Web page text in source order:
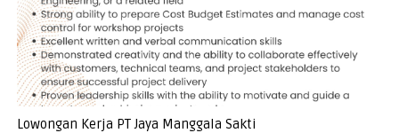
Lowongan Kerja PT Jaya Manggala Sakti